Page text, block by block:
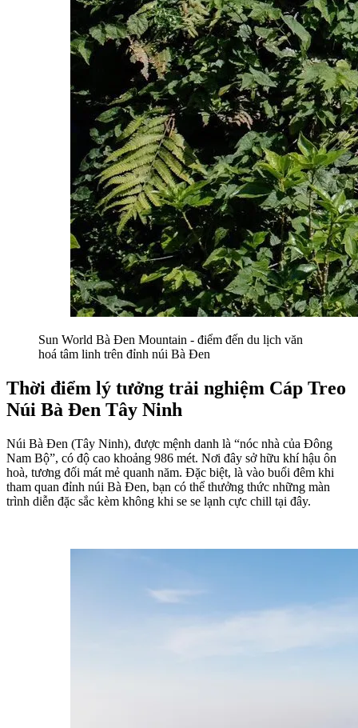
Sun World Bà Đen Mountain - điểm đến du lịch văn
hoá tâm linh trên đỉnh núi Bà Đen
Thời điểm lý tưởng trải nghiệm Cáp Treo
Núi Bà Đen Tây Ninh
Núi Bà Đen (Tây Ninh), được mệnh danh là “nóc nhà của Đông
Nam Bộ”, có độ cao khoảng 986 mét. Nơi đây sở hữu khí hậu ôn
hoà, tương đối mát mẻ quanh năm. Đặc biệt, là vào buổi đêm khi
tham quan đỉnh núi Bà Đen, bạn có thể thưởng thức những màn
trình diễn đặc sắc kèm không khi se se lạnh cực chill tại đây.